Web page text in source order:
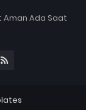
Aman Ada Saat